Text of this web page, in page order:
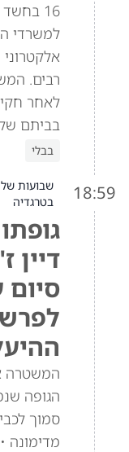
16
למשרדי
אלקטרוני
רבים.
לאחר
בביתם
בבלי
18:59
שבועות
בטרגדיה
דיין
סיום
המשטרה
הגופה
מדימונה